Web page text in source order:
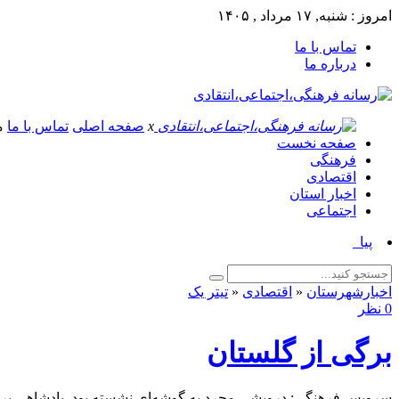
امروز : شنبه, ۱۷ مرداد , ۱۴۰۵
تماس با ما
درباره ما
x صفحه اصلی تماس با ما
صفحه نخست
فرهنگی
اقتصادی
اخبار استان
اجتماعی
پیام رئیس اداره ف_
اخبارشهرستان « اقتصادی « تیتر یک
0 نظر
برگی از گلستان